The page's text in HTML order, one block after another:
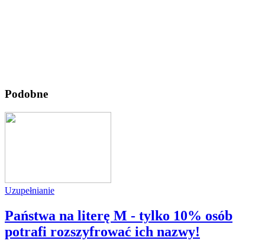
Podobne
Uzupełnianie
Państwa na literę M - tylko 10% osób
potrafi rozszyfrować ich nazwy!